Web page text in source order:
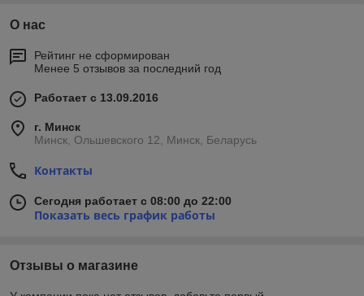
О нас
Рейтинг не сформирован
Менее 5 отзывов за последний год
Работает с 13.09.2016
г. Минск
Минск, Ольшевского 12, Минск, Беларусь
Контакты
Сегодня работает с 08:00 до 22:00
Показать весь график работы
Отзывы о магазине